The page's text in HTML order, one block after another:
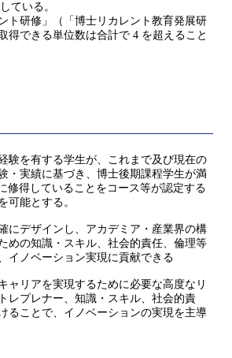
ている。
ト研修」（「博士リカレント教育発展研
得できる単位数は合計で 4 を超えること
験を有する学生が、これまで及び現在の
・実績に基づき、博士後期課程学生が満
修得していることをコース等が認定する
可能とする。
にデザインし、アカデミア・産業界の構
めの知識・スキル、社会的責任、倫理等
イノベーション実現に貢献できる
ャリアを実現するために必要な高度なリ
レプレナー、知識・スキル、社会的責
ることで、イノベーションの実現を主導